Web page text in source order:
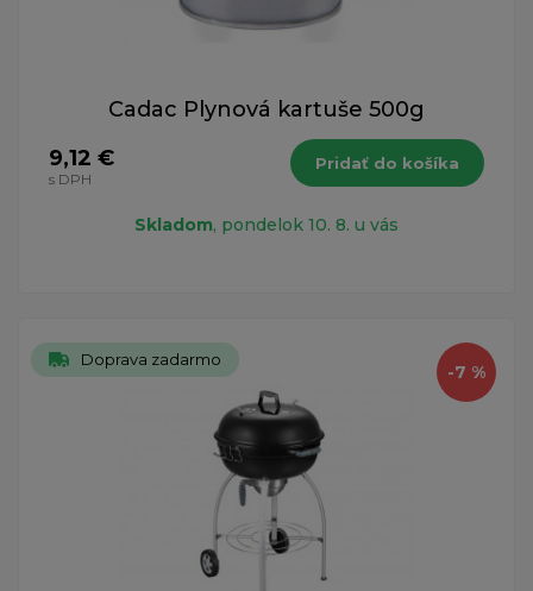
Cadac Plynová kartuše 500g
9,12 €
s DPH
Pridať do košíka
Skladom, pondelok 10. 8. u vás
-7 %
Doprava zadarmo